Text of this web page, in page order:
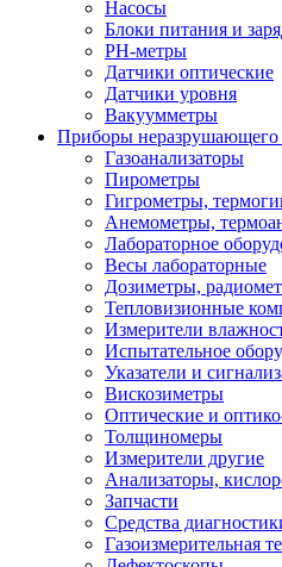
Насосы
Блоки питания и
PH-метры
Датчики оптические
Датчики уровня
Вакуумметры
Приборы неразрушающего
Газоанализаторы
Пирометры
Гигрометры,
Анемометры,
Лабораторное
Весы лабораторные
Дозиметры,
Тепловизионные
Измерители
Испытательное
Указатели и
Вискозиметры
Оптические и
Толщиномеры
Измерители другие
Анализаторы,
Запчасти
Средства
Газоизмерительная